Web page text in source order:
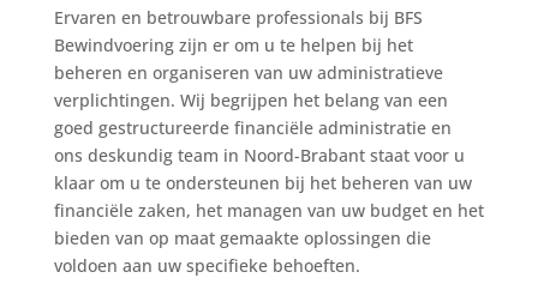
Ervaren en betrouwbare professionals bij BFS
Bewindvoering zijn er om u te helpen bij het
beheren en organiseren van uw administratieve
verplichtingen. Wij begrijpen het belang van een
goed gestructureerde financiële administratie en
ons deskundig team in Noord-Brabant staat voor u
klaar om u te ondersteunen bij het beheren van uw
financiële zaken, het managen van uw budget en het
bieden van op maat gemaakte oplossingen die
voldoen aan uw specifieke behoeften.